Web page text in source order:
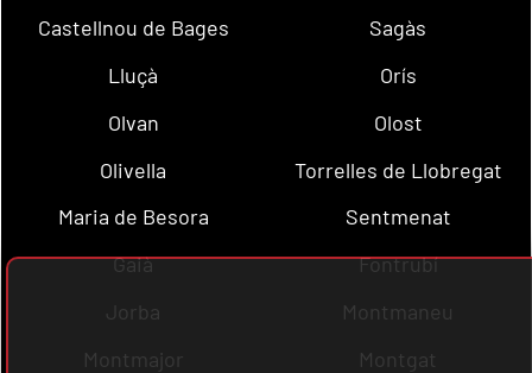
Castellnou de Bages
Sagàs
Lluçà
Orís
Olvan
Olost
Olivella
Torrelles de Llobregat
Maria de Besora
Sentmenat
Gaià
Fontrubí
Jorba
Montmaneu
Montmajor
Montgat